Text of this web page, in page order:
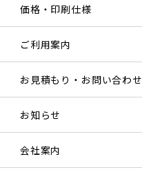
価格・印刷仕様
ご利用案内
お見積もり・お問い合わせ
お知らせ
会社案内